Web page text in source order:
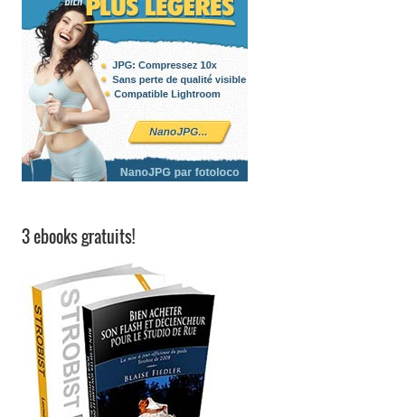
3 ebooks gratuits!